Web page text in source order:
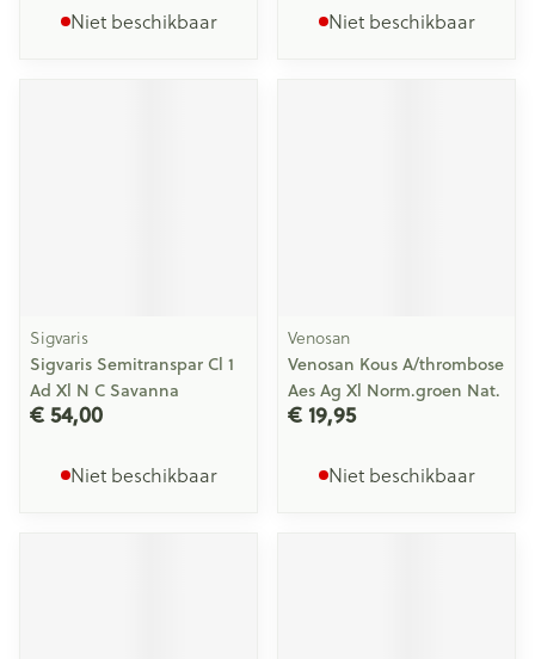
Niet beschikbaar Niet beschikbaar
Sigvaris
Sigvaris Semitranspar Cl 1
Ad Xl N C Savanna
€ 54,00
Niet beschikbaar
Venosan
Venosan Kous A/thrombose
Aes Ag Xl Norm.groen Nat.
€ 19,95
Niet beschikbaar